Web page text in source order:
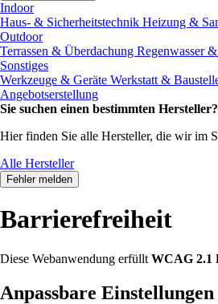
Indoor
Haus- & Sicherheitstechnik Heizung &
Outdoor
Terrassen & Überdachung Regenwasser
Sonstiges
Werkzeuge & Geräte Werkstatt &
Angebotserstellung
Sie suchen einen bestimmten Hersteller?
Hier finden Sie alle Hersteller, die wir im
Alle Hersteller
Fehler melden
Barrierefreiheit
Diese Webanwendung erfüllt WCAG 2.1
Anpassbare Einstellungen